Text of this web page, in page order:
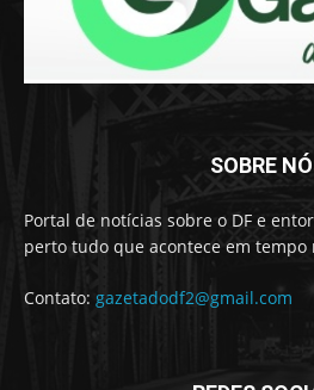
SOBRE
Portal de notícias sobre o DF e
perto tudo que acontece em tempo
Contato: gazetadodf2@gmail.com